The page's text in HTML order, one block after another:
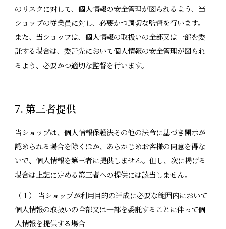
のリスクに対して、個人情報の安全管理が図られるよう、当
ショップの従業員に対し、必要かつ適切な監督を行います。
また、当ショップは、個人情報の取扱いの全部又は一部を委
託する場合は、委託先において個人情報の安全管理が図られ
るよう、必要かつ適切な監督を行います。
7. 第三者提供
当ショップは、個人情報保護法その他の法令に基づき開示が
認められる場合を除くほか、あらかじめお客様の同意を得な
いで、個人情報を第三者に提供しません。但し、次に掲げる
場合は上記に定める第三者への提供には該当しません。
（１） 当ショップが利用目的の達成に必要な範囲内において
個人情報の取扱いの全部又は一部を委託することに伴って個
人情報を提供する場合